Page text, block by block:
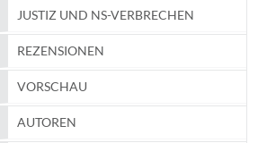
JUSTIZ UND NS-VERBRECHEN
REZENSIONEN
VORSCHAU
AUTOREN